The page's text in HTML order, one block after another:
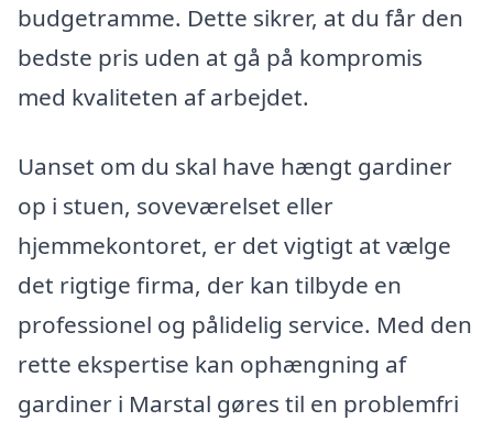
budgetramme. Dette sikrer, at du får den
bedste pris uden at gå på kompromis
med kvaliteten af arbejdet.
Uanset om du skal have hængt gardiner
op i stuen, soveværelset eller
hjemmekontoret, er det vigtigt at vælge
det rigtige firma, der kan tilbyde en
professionel og pålidelig service. Med den
rette ekspertise kan ophængning af
gardiner i Marstal gøres til en problemfri